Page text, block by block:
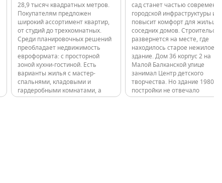
28,9 тысяч квадратных метров.
Покупателям предложен
широкий ассортимент квартир,
от студий до трехкомнатных.
Среди планировочных решений
преобладает недвижимость
евроформата: с просторной
зоной кухни-гостиной. Есть
варианты жилья с мастер-
спальнями, кладовыми и
гардеробными комнатами, а
также ситихаусы: квартиры на
сад станет частью
городской инфраструктуры и
повысит комфорт для жильцов
соседних домов.
развернется на месте, где
находилось старое нежилое
здание. Дом 36 корпус 2 на
Малой Балканской улице
занимал Центр детского
творчества. Но здание 1980
постройки не отвечало
современным требованиям